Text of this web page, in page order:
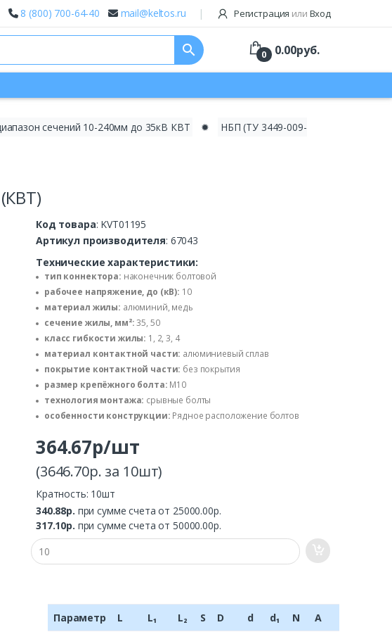
8 (800) 700-64-40 mail@keltos.ru Регистрация или Вход
search 0 0.00руб.
сечений 10-240мм до 35кВ КВТ ✹
НБП (ТУ 3449-009-
Код товара: KVT01195
Артикул производителя: 67043
Технические характеристики:
тип коннектора: наконечник болтовой
рабочее напряжение, до (кВ): 10
материал жилы: алюминий, медь
сечение жилы, мм²:35, 50
класс гибкости жилы: 1, 2, 3, 4
материал контактной части: алюминиевый сплав
покрытие контактной части: без покрытия
размер крепёжного болта: М10
технология монтажа: срывные болты
особенности конструкции: Рядное расположение болтов
364.67р/шт
(3646.70р. за 10шт)
Кратность: 10шт
340.88р. при сумме счета от 25000.00р.
317.10р. при сумме счета от 50000.00р.
Параметр L L₁ L₂ S D d d₁ N
A